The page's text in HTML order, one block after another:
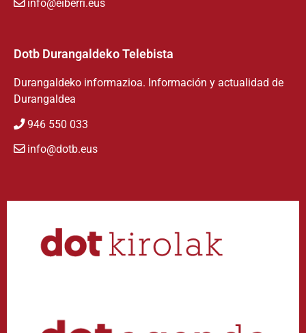
info@eiberri.eus
Dotb Durangaldeko Telebista
Durangaldeko informazioa. Información y actualidad de
Durangaldea
946 550 033
info@dotb.eus